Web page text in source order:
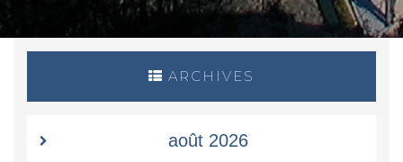
ARCHIVES
août 2026